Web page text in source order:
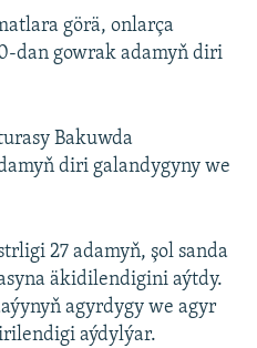
görä, onlarça
dan gowrak adamyň diri
Bakuwda
diri galandygyny we
27 adamyň, şol sanda
äkidilendigini aýtdy.
agyrdygy we agyr
aýdylýar.